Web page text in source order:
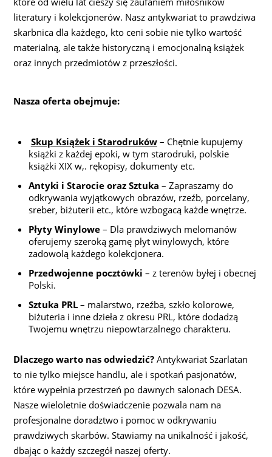
literatury i kolekcjonerów. Nasz antykwariat to prawdziwa
skarbnica dla każdego, kto ceni sobie nie tylko wartość
materialną, ale także historyczną i emocjonalną książek
oraz innych przedmiotów z przeszłości.
Nasza oferta obejmuje:
Skup Książek i Starodruków– Chętnie kupujemy
książki z każdej epoki, w tym starodruki, polskie
książki XIX w,. rękopisy, dokumenty etc.
Antyki i Starocie oraz Sztuka – Zapraszamy do
odkrywania wyjątkowych obrazów, rzeźb, porcelany,
sreber, biżuterii etc., które wzbogacą każde wnętrze.
Płyty Winylowe– Dla prawdziwych melomanów
oferujemy szeroką gamę płyt winylowych, które
zadowolą każdego kolekcjonera.
Przedwojenne pocztówki – z terenów byłej i obecnej
Polski.
Sztuka PRL– malarstwo, rzeźba, szkło kolorowe,
biżuteria i inne dzieła z okresu PRL, które dodadzą
Twojemu wnętrzu niepowtarzalnego charakteru.
Dlaczego warto nas odwiedzić? Antykwariat Szarlatan
to nie tylko miejsce handlu, ale i spotkań pasjonatów,
które wypełnia przestrzeń po dawnych salonach DESA.
Nasze wieloletnie doświadczenie pozwala nam na
profesjonalne doradztwo i pomoc w odkrywaniu
prawdziwych skarbów. Stawiamy na unikalność i jakość,
dbając o każdy szczegół naszej oferty.